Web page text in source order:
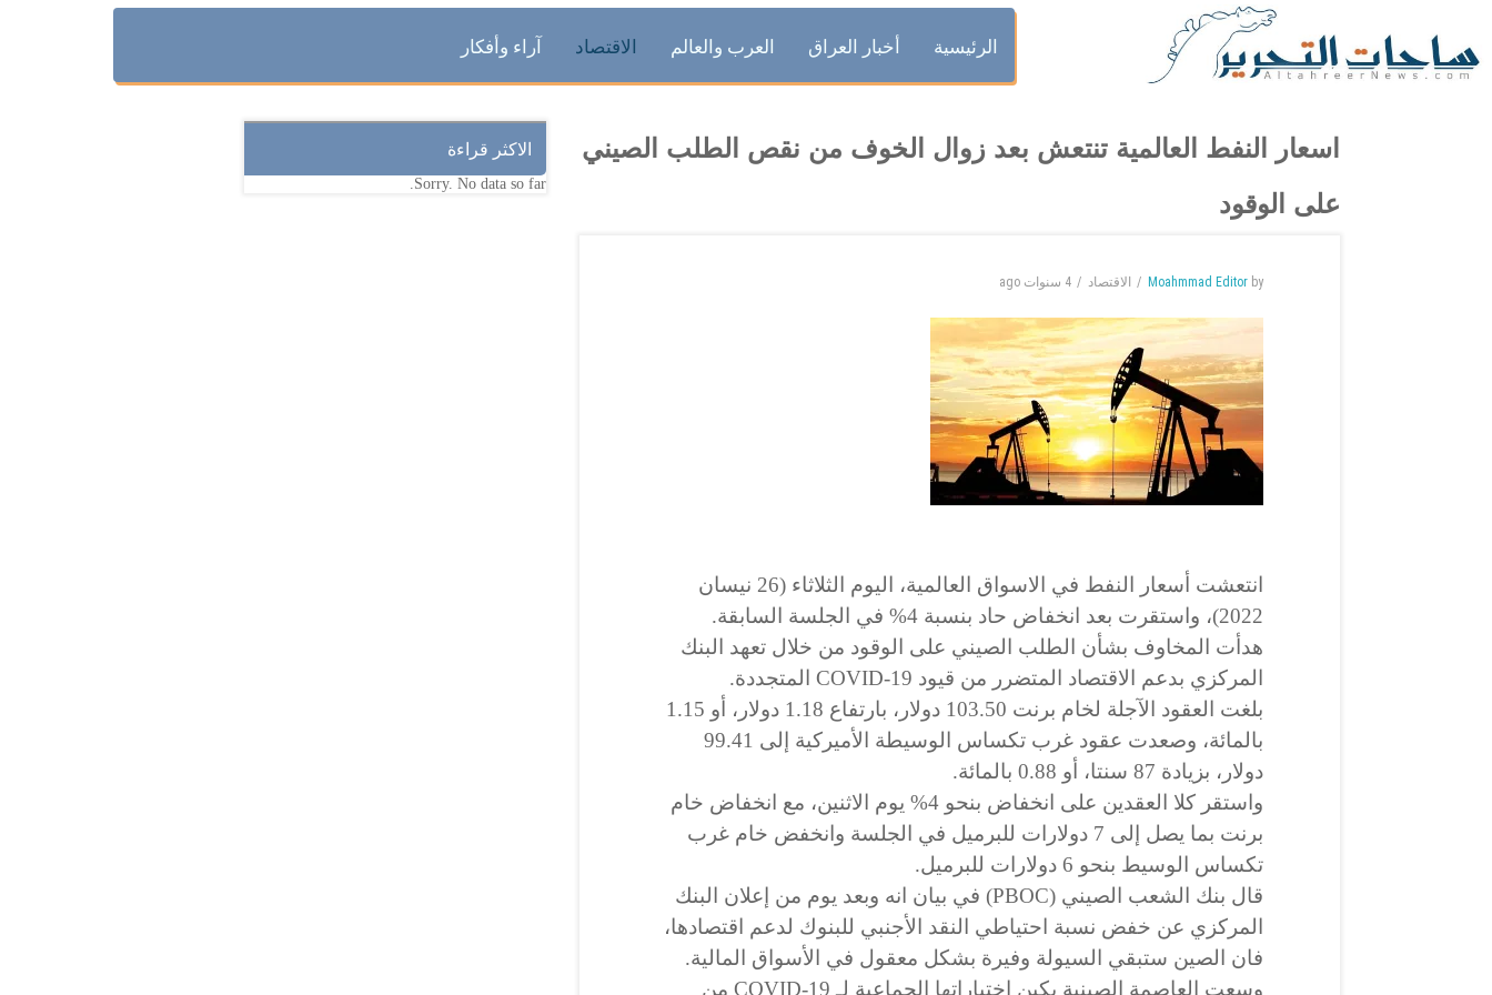
الرئيسية أخبار العراق العرب والعالم الاقتصاد آراء وأفكار
اسعار النفط العالمية تنتعش بعد زوال الخوف من نقص الطلب الصيني
على الوقود
by
Moahmmad Editor الاقتصاد 4 سنوات ago
انتعشت أسعار النفط في الاسواق العالمية، اليوم الثلاثاء (26 نيسان
2022)، واستقرت بعد انخفاض حاد بنسبة 4% في الجلسة السابقة.
هدأت المخاوف بشأن الطلب الصيني على الوقود من خلال تعهد البنك
المركزي بدعم الاقتصاد المتضرر من قيود COVID-19 المتجددة.
بلغت العقود الآجلة لخام برنت 103.50 دولار، بارتفاع 1.18 دولار، أو 1.15
بالمائة، وصعدت عقود غرب تكساس الوسيطة الأميركية إلى 99.41
دولار، بزيادة 87 سنتا، أو 0.88 بالمائة.
واستقر كلا العقدين على انخفاض بنحو 4% يوم الاثنين، مع انخفاض خام
برنت بما يصل إلى 7 دولارات للبرميل في الجلسة وانخفض خام غرب
تكساس الوسيط بنحو 6 دولارات للبرميل.
قال بنك الشعب الصيني (PBOC) في بيان انه وبعد يوم من إعلان البنك
المركزي عن خفض نسبة احتياطي النقد الأجنبي للبنوك لدعم اقتصادها،
فان الصين ستبقي السيولة وفيرة بشكل معقول في الأسواق المالية.
وسعت العاصمة الصينية بكين اختباراتها الجماعية لـ COVID-19 من
الاكثر قراءة
Sorry. No data so far.